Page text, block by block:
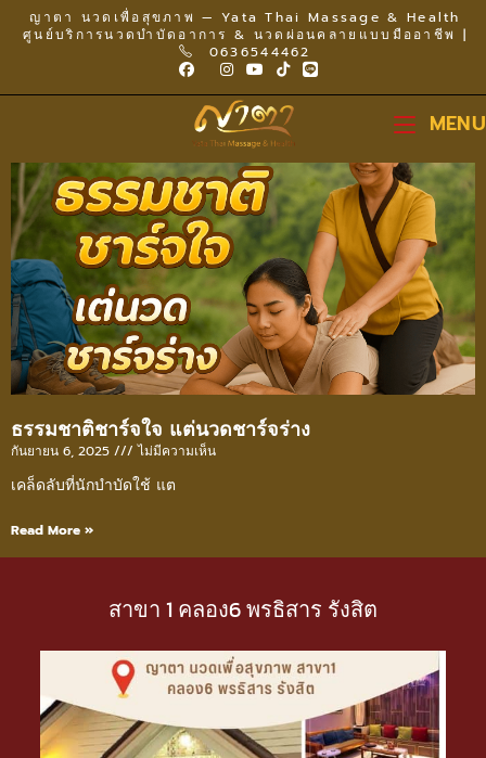
ญาตา นวดเพื่อสุขภาพ — Yata Thai Massage & Health
ศูนย์บริการนวดบำบัดอาการ & นวดผ่อนคลายแบบมืออาชีพ |
0636544462
MENU
ธรรมชาติชาร์จใจ แต่นวดชาร์จร่าง
กันยายน 6, 2025 ไม่มีความเห็น
เคล็ดลับที่นักบำบัดใช้ แต
Read More »
สาขา 1 คลอง6 พรธิสาร รังสิต